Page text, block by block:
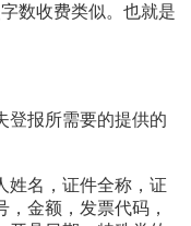
数收费类似。也就是
登报所需要的提供的
姓名，证件全称，证
金额，发票代码，